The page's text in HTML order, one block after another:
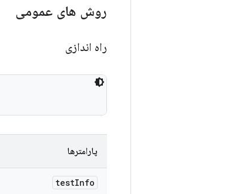
روش های عمومی
راه اندازی
پارامترها
testInfo